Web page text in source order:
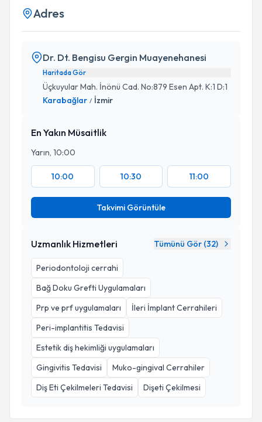
Adres
Dr. Dt. Bengisu Gergin Muayenehanesi
Haritada Gör
Üçkuyular Mah. İnönü Cad. No:879 Esen Apt. K:1 D:1
Karabağlar / İzmir
En Yakın Müsaitlik
Yarın, 10:00
10:00 10:30 11:00
Takvimi Görüntüle
Uzmanlık Hizmetleri Tümünü Gör (32)
Periodontoloji cerrahi
Bağ Doku Grefti Uygulamaları
Prp ve prf uygulamaları
İleri İmplant Cerrahileri
Peri-implantitis Tedavisi
Estetik diş hekimliği uygulamaları
Gingivitis Tedavisi
Muko-gingival Cerrahiler
Diş Eti Çekilmeleri Tedavisi
Dişeti Çekilmesi